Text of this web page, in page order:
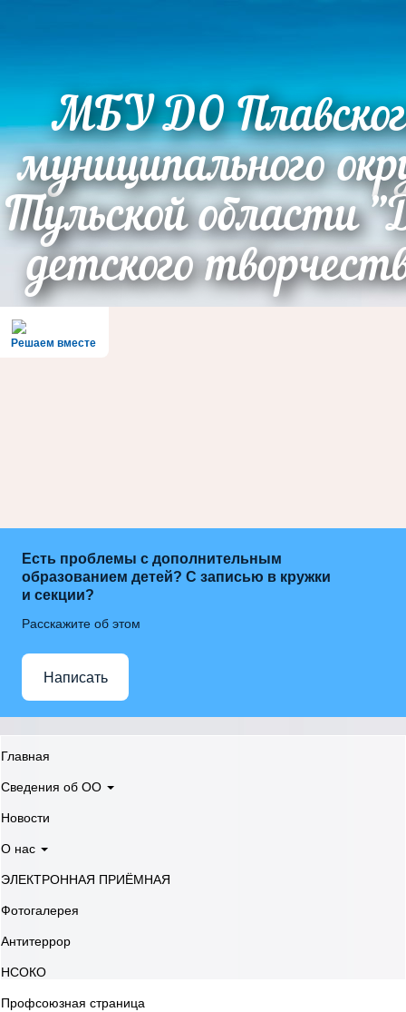
МБУ ДО
муниципального
Тульской области
детского
Решаем вместе
Есть проблемы с дополнительным
образованием детей? С записью в кружки
и секции?
Расскажите об этом
Написать
Главная
Сведения об ОО
Новости
О нас
ЭЛЕКТРОННАЯ ПРИЁМНАЯ
Фотогалерея
Антитеррор
НСОКО
Профсоюзная страница